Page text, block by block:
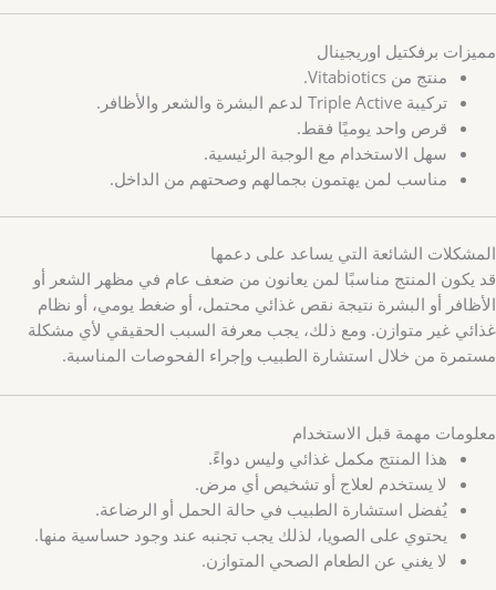
مميزات برفكتيل اوريجينال
منتج من Vitabiotics.
تركيبة Triple Active لدعم البشرة والشعر والأظافر.
قرص واحد يوميًا فقط.
سهل الاستخدام مع الوجبة الرئيسية.
مناسب لمن يهتمون بجمالهم وصحتهم من الداخل.
المشكلات الشائعة التي يساعد على دعمها
قد يكون المنتج مناسبًا لمن يعانون من ضعف عام في مظهر الشعر أو
الأظافر أو البشرة نتيجة نقص غذائي محتمل، أو ضغط يومي، أو نظام
غذائي غير متوازن. ومع ذلك، يجب معرفة السبب الحقيقي لأي مشكلة
مستمرة من خلال استشارة الطبيب وإجراء الفحوصات المناسبة.
معلومات مهمة قبل الاستخدام
هذا المنتج مكمل غذائي وليس دواءً.
لا يستخدم لعلاج أو تشخيص أي مرض.
يُفضل استشارة الطبيب في حالة الحمل أو الرضاعة.
يحتوي على الصويا، لذلك يجب تجنبه عند وجود حساسية منها.
لا يغني عن الطعام الصحي المتوازن.